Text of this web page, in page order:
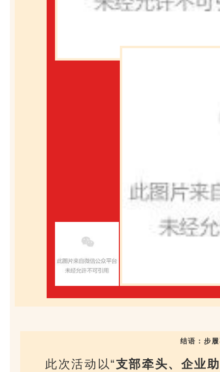
结语：步
此次活动以“支部牵头、企业